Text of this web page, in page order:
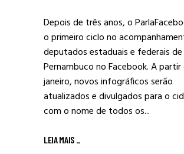
Depois de três anos, o
o primeiro ciclo no
deputados estaduais e federais de
Pernambuco no Facebook. A partir
janeiro, novos infográficos serão
atualizados e divulgados para o
com o nome de todos os...
LEIA MAIS _